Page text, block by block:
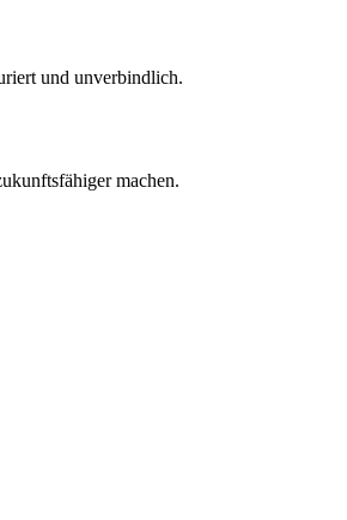
und unverbindlich.
machen.